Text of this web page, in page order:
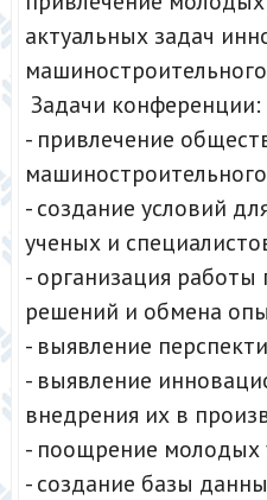
актуальных задач
Задачи конференции:
- привлечение
- создание условий
ученых и
- организация
решений и обмена
- выявление
- выявление
внедрения их в
- поощрение молодых
- создание базы